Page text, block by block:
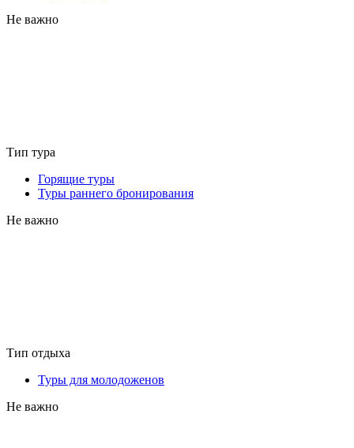
Не важно
Тип тура
Горящие туры
Туры раннего бронирования
Не важно
Тип отдыха
Туры для молодоженов
Не важно